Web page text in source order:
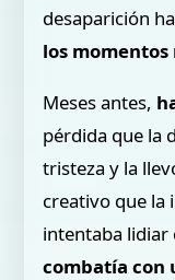
desaparición
los
Meses antes,
pérdida que la
tristeza y la
creativo que la
intentaba
combatía con